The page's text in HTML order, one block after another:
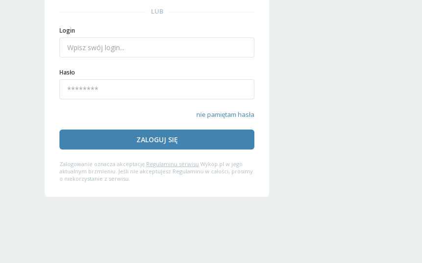
LUB
Login
Hasło
nie pamiętam hasła
ZALOGUJ SIĘ
Zalogowanie oznacza akceptację Regulaminu serwisu Wykop.pl w jego
aktualnym brzmieniu. Jeśli nie akceptujesz Regulaminu w całości, prosimy
o niekorzystanie z serwisu.